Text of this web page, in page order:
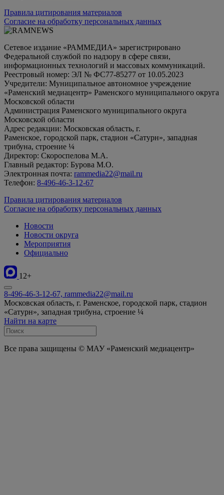
Правила цитирования материалов
Согласие на обработку персональных данных
Сетевое издание «РАММЕДИА» зарегистрировано
Федеральной службой по надзору в сфере связи,
информационных технологий и массовых коммуникаций.
Реестровый номер: ЭЛ № ФС77-85277 от 10.05.2023
Учредители: Муниципальное автономное учреждение
«Раменский медиацентр» Раменского муниципального округа
Московской области
Администрация Раменского муниципального округа
Московской области
Адрес редакции: Московская область, г.
Раменское, городской парк, стадион «Сатурн», западная
трибуна, строение ¼
Директор: Скороспелова М.А.
Главный редактор: Бурова М.О.
Электронная почта: rammedia22@mail.ru
Телефон: 8-496-46-3-12-67
Правила цитирования материалов
Согласие на обработку персональных данных
Новости
Новости округа
Мероприятия
Официально
12+
8-496-46-3-12-67, rammedia22@mail.ru
Московская область, г. Раменское, городской парк, стадион
«Сатурн», западная трибуна, строение ¼
Найти на карте
Все права защищены © МАУ «Раменский медиацентр»